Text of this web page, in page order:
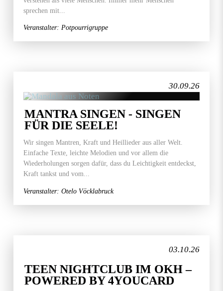
sprechen mit...
Veranstalter: Potpourrigruppe
30.09.26
MANTRA SINGEN - SINGEN
FÜR DIE SEELE!
Wir singen Mantren, Kraft und Heillieder aus aller Welt.
Einfache Texte, leichte Melodien und vor allem die
Wiederholungen sorgen dafür, dass du Leichtigkeit entdeckst,
Kraft tankst und vom...
Veranstalter: Otelo Vöcklabruck
03.10.26
TEEN NIGHTCLUB IM OKH –
POWERED BY 4YOUCARD